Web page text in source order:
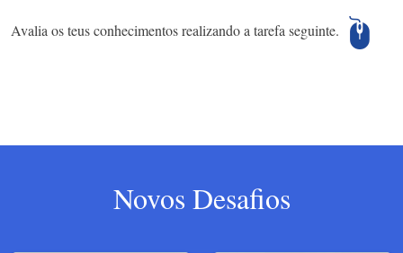
Avalia os teus conhecimentos realizando a tarefa seguinte.
Novos Desafios